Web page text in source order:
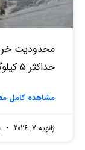
محدودیت
حداکثر ۵ کیلوگرم برای هر نفر
مشاهده کامل
ژانویه 7, 2026